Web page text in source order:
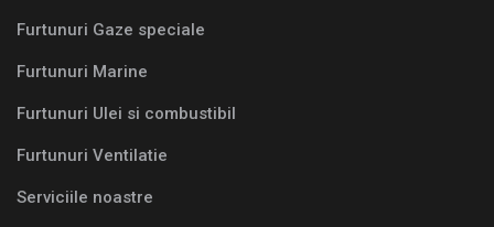
Furtunuri Gaze speciale
Furtunuri Marine
Furtunuri Ulei si combustibil
Furtunuri Ventilatie
Serviciile noastre